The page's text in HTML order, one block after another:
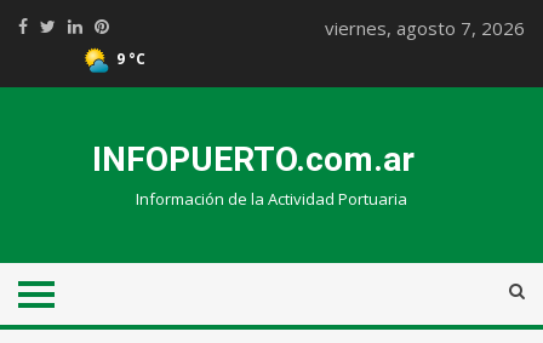
9 °C
viernes, agosto 7, 2026
INFOPUERTO.com.ar
Información de la Actividad Portuaria